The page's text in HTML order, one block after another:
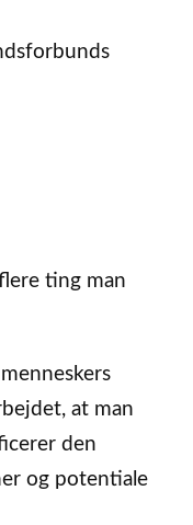
ting man
at man
den
og potentiale